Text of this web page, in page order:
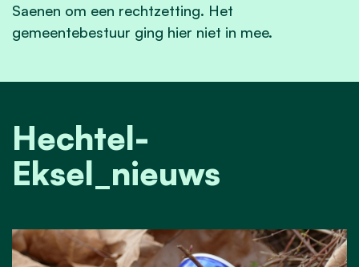
Saenen om een rechtzetting. Het
gemeentebestuur ging hier niet in mee.
Hechtel-
Eksel_nieuws